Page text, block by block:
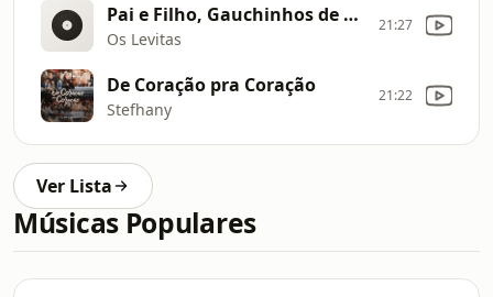
Pai e Filho, Gauchinhos de Deus
Os Levitas
21:27
De Coração pra Coração
Stefhany
21:22
Ver Lista
Músicas Populares